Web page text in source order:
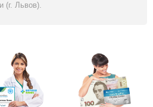
(г. Львов).